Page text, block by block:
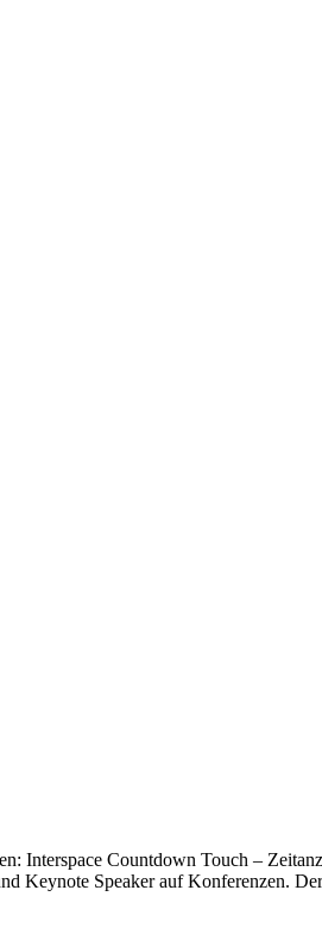
Interspace Countdown Touch –
Keynote Speaker auf Konferenzen.